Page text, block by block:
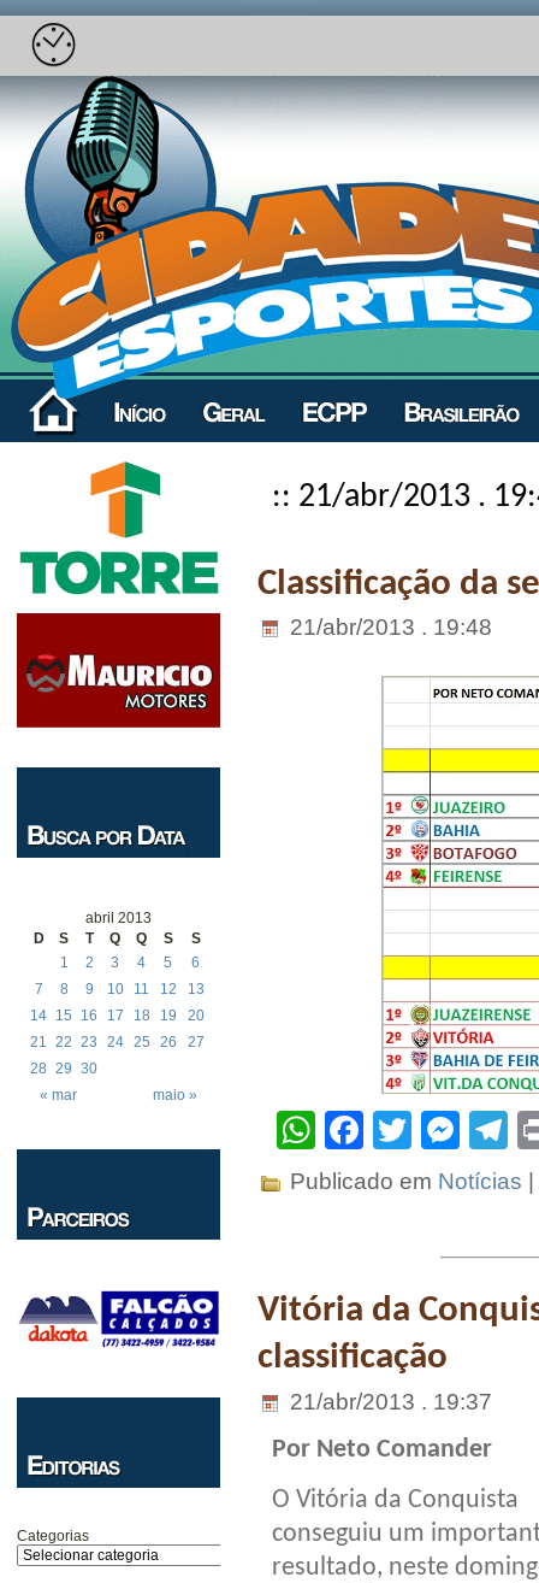
abril 2013
D
S T Q Q S S
« mar maio »
1 2 3 4 5
6
7
8 9 10 11 12
13
14 15 16 17 18 19
20
21
22 23 24 25 26
27
28
29 30
Categorias
:: 21/abr/2013 .
Classificação da
21/abr/2013 . 19:48
WhatsApp
Facebook
Twitter
Publicado em Notícias
Vitória da
classificação
21/abr/2013 . 19:37
Por Neto Comander
O Vitória da Conquista
conseguiu um
resultado, neste